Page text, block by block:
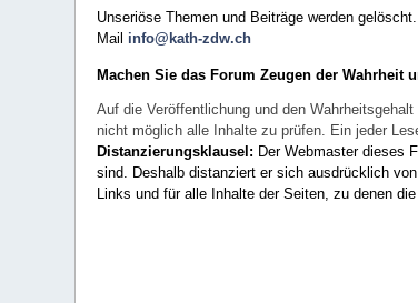
Unseriöse Themen und Beiträge werden
Mail info@kath-zdw.ch
Machen Sie das Forum Zeugen der Wahrheit
Auf die Veröffentlichung und den
nicht möglich alle Inhalte zu prüfen. Ein jeder
Distanzierungsklausel: Der Webmaster dieses
sind. Deshalb distanziert er sich ausdrücklich
Links und für alle Inhalte der Seiten, zu denen